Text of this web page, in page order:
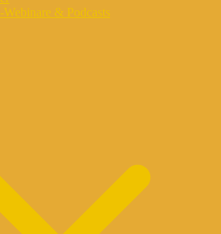
& Podcasts